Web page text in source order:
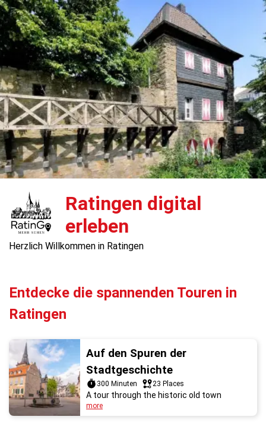
Ratingen digital
erleben
Herzlich Willkommen in Ratingen
Entdecke die spannenden Touren in
Ratingen
Auf den Spuren der
Stadtgeschichte
300 Minuten 23 Places
A tour through the historic old town
more